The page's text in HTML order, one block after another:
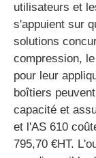
utilisateurs et
s'appuient sur
solutions
compression,
pour leur
boîtiers
capacité et
et l'AS 610
795,70 €HT.